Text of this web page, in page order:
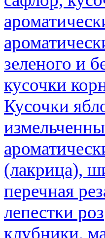
зеленого и
кусочки
Кусочки
(лакрица),
перечная
лепестки роз
клубники,